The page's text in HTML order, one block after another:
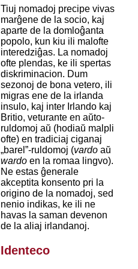
Tiuj nomadoj precipe vivas
marĝene de la socio, kaj
aparte de la domloĝanta
popolo, kun kiu ili malofte
interedziĝas. La nomadoj
ofte plendas, ke ili spertas
diskriminacion. Dum
sezonoj de bona vetero, ili
migras ene de la irlanda
insulo, kaj inter Irlando kaj
Britio, veturante en aŭto-
ruldomoj aŭ (hodiaŭ malpli
ofte) en tradiciaj ciganaj
„barel”-ruldomoj (vardoaŭ
wardoen la romaa lingvo).
Ne estas ĝenerale
akceptita konsento pri la
origino de la nomadoj, sed
nenio indikas, ke ili ne
havas la saman devenon
de la aliaj irlandanoj.
Identeco